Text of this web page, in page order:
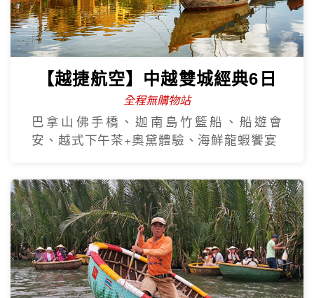
【越捷航空】中越雙城經典6日
全程無購物站
巴拿山佛手橋、迦南島竹籃船、船遊會
安、越式下午茶+奧黛體驗、海鮮龍蝦饗宴